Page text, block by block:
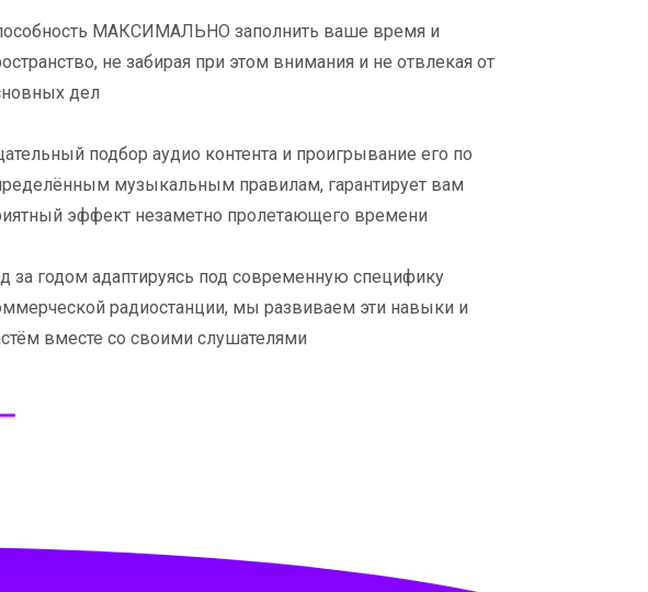
МАКСИМАЛЬНО заполнить ваше время и
не забирая при этом внимания и не отвлекая от
дел
подбор аудио контента и проигрывание его по
музыкальным правилам, гарантирует вам
эффект незаметно пролетающего времени
за годом адаптируясь под современную специфику
радиостанции, мы развиваем эти навыки и
вместе со своими слушателями